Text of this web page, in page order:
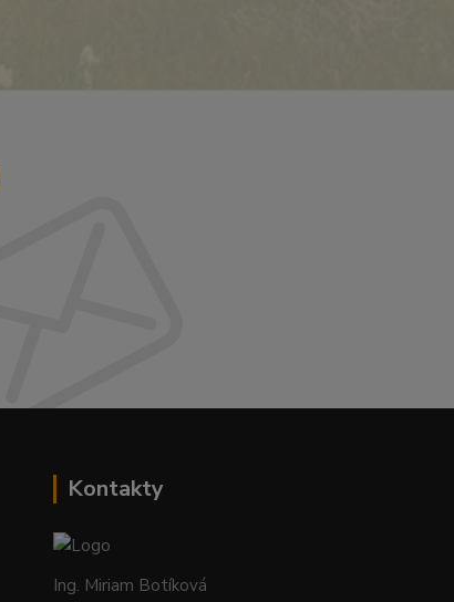
Kontakty
Ing. Miriam Botíková